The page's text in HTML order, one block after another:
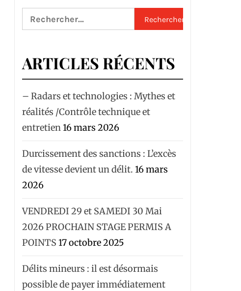
Rechercher :
ARTICLES RÉCENTS
– Radars et technologies : Mythes et
réalités /Contrôle technique et
entretien16 mars 2026
Durcissement des sanctions : L’excès
de vitesse devient un délit. 16 mars
2026
VENDREDI 29 et SAMEDI 30 Mai
2026 PROCHAIN STAGE PERMIS A
POINTS 17 octobre 2025
Délits mineurs : il est désormais
possible de payer immédiatement